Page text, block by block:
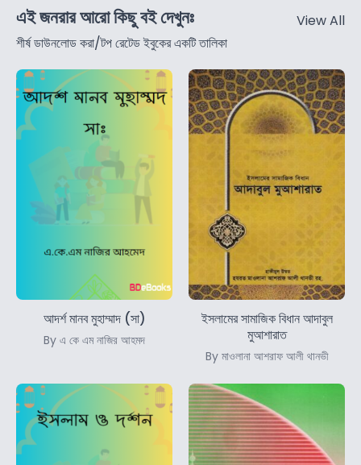
এই জনরার আরো কিছু বই দেখুনঃ
শীর্ষ ডাউনলোড করা/টপ রেটেড ইবুকের একটি তালিকা
View All
আদর্শ মানব মুহাম্মাদ (সা)
By এ কে এম নাজির আহমদ
ইসলামের সামাজিক বিধান আদাবুল
মুআশারাত
By মাওলানা আশরাফ আলী থানভী